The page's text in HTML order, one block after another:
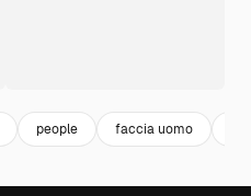
people faccia uomo